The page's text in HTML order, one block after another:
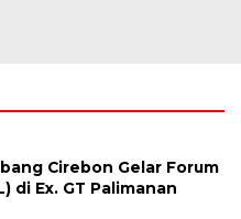
Cirebon Gelar Forum
di Ex. GT Palimanan